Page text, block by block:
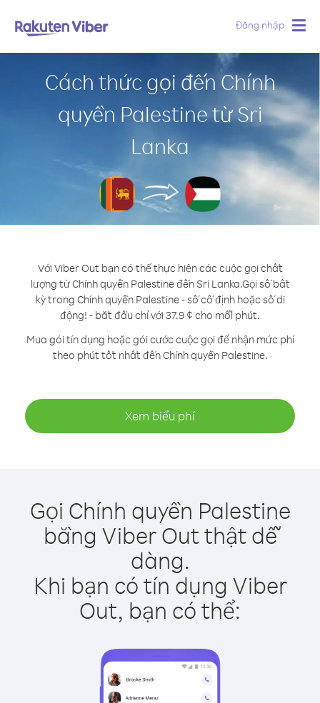
Đăng nhập
Cách thức gọi đến Chính
quyền Palestine từ Sri
Lanka
Với Viber Out bạn có thể thực hiện các cuộc gọi chất
lượng từ Chính quyền Palestine đến Sri Lanka.Gọi số bất
kỳ trong Chính quyền Palestine - số cố định hoặc số di
động! - bắt đầu chỉ với 37.9 ¢ cho mỗi phút.
Mua gói tín dụng hoặc gói cước cuộc gọi để nhận mức phí
theo phút tốt nhất đến Chính quyền Palestine.
Xem biểu phí
Gọi Chính quyền Palestine
bằng Viber Out thật dễ
dàng.
Khi bạn có tín dụng Viber
Out, bạn có thể: